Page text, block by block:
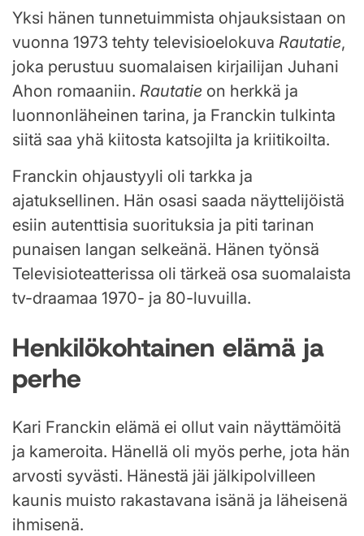
Yksi hänen tunnetuimmista ohjauksistaan on
vuonna 1973 tehty televisioelokuva Rautatie,
joka perustuu suomalaisen kirjailijan Juhani
Ahon romaaniin. Rautatie on herkkä ja
luonnonläheinen tarina, ja Franckin tulkinta
siitä saa yhä kiitosta katsojilta ja kriitikoilta.
Franckin ohjaustyyli oli tarkka ja
ajatuksellinen. Hän osasi saada näyttelijöistä
esiin autenttisia suorituksia ja piti tarinan
punaisen langan selkeänä. Hänen työnsä
Televisioteatterissa oli tärkeä osa suomalaista
tv-draamaa 1970- ja 80-luvuilla.
Henkilökohtainen elämä ja
perhe
Kari Franckin elämä ei ollut vain näyttämöitä
ja kameroita. Hänellä oli myös perhe, jota hän
arvosti syvästi. Hänestä jäi jälkipolvilleen
kaunis muisto rakastavana isänä ja läheisenä
ihmisenä.